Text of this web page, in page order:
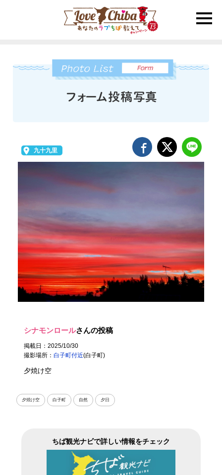
toggle
九十九里
シナモンロールさんの投稿
掲載日：2025/10/30
撮影場所：白子町付近(白子町)
夕焼け空
夕焼け空 白子町 自然 夕日
ちば観光ナビで詳しい情報をチェック